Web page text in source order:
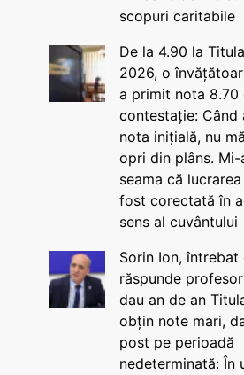
scopuri caritabile
De la 4.90 la
2026, o
a primit nota 8.70
contestație: Când
nota inițială, nu
opri din plâns. Mi-
seama că
fost corectată în
sens al cuvântului
Sorin Ion, întrebat
răspunde
dau an de an
obțin note mari,
post pe perioadă
nedeterminată: În